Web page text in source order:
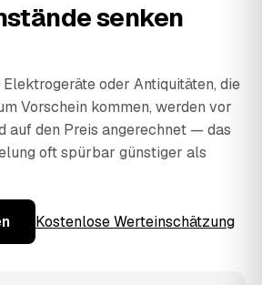
senken
oder Antiquitäten, die
Vorschein kommen, werden vor
auf den Preis angerechnet — das
oft spürbar günstiger als
Kostenlose Werteinschätzung